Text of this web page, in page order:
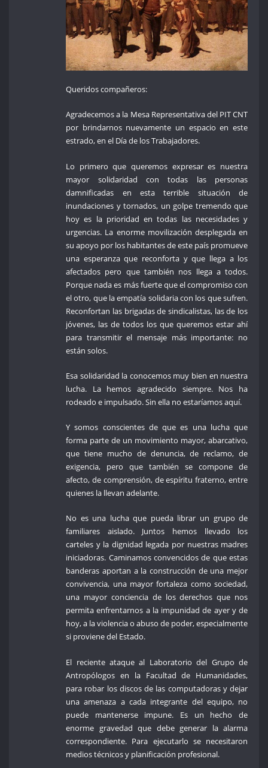
Queridos compañeros:
Agradecemos a la Mesa Representativa del PIT CNT
por brindarnos nuevamente un espacio en este
estrado, en el Día de los Trabajadores.
Lo primero que queremos expresar es nuestra
mayor solidaridad con todas las personas
damnificadas en esta terrible situación de
inundaciones y tornados, un golpe tremendo que
hoy es la prioridad en todas las necesidades y
urgencias. La enorme movilización desplegada en
su apoyo por los habitantes de este país promueve
una esperanza que reconforta y que llega a los
afectados pero que también nos llega a todos.
Porque nada es más fuerte que el compromiso con
el otro, que la empatía solidaria con los que sufren.
Reconfortan las brigadas de sindicalistas, las de los
jóvenes, las de todos los que queremos estar ahí
para transmitir el mensaje más importante: no
están solos.
Esa solidaridad la conocemos muy bien en nuestra
lucha. La hemos agradecido siempre. Nos ha
rodeado e impulsado. Sin ella no estaríamos aquí.
Y somos conscientes de que es una lucha que
forma parte de un movimiento mayor, abarcativo,
que tiene mucho de denuncia, de reclamo, de
exigencia, pero que también se compone de
afecto, de comprensión, de espíritu fraterno, entre
quienes la llevan adelante.
No es una lucha que pueda librar un grupo de
familiares aislado. Juntos hemos llevado los
carteles y la dignidad legada por nuestras madres
iniciadoras. Caminamos convencidos de que estas
banderas aportan a la construcción de una mejor
convivencia, una mayor fortaleza como sociedad,
una mayor conciencia de los derechos que nos
permita enfrentarnos a la impunidad de ayer y de
hoy, a la violencia o abuso de poder, especialmente
si proviene del Estado.
El reciente ataque al Laboratorio del Grupo de
Antropólogos en la Facultad de Humanidades,
para robar los discos de las computadoras y dejar
una amenaza a cada integrante del equipo, no
puede mantenerse impune. Es un hecho de
enorme gravedad que debe generar la alarma
correspondiente. Para ejecutarlo se necesitaron
medios técnicos y planificación profesional.